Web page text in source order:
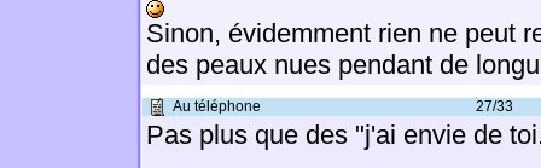
Sinon, évidemment rien ne peut
des peaux nues pendant de
Au téléphone 27/33
Pas plus que des "j'ai envie de